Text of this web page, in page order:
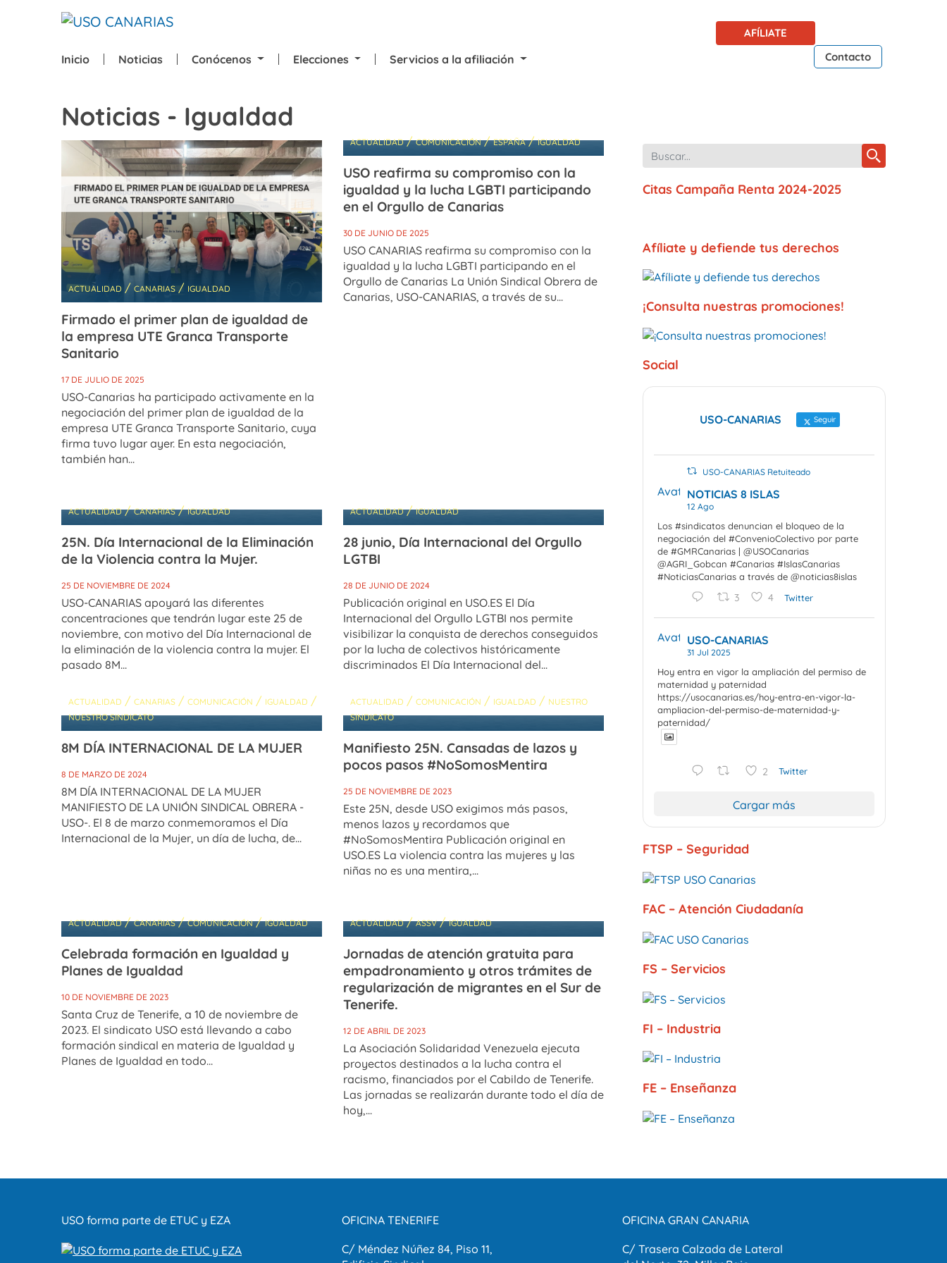
AFÍLIATE
Inicio Noticias Conócenos Elecciones Servicios a la afiliación Contacto
Noticias - Igualdad
ACTUALIDAD / CANARIAS / IGUALDAD
Firmado el primer plan de igualdad de
la empresa UTE Granca Transporte
Sanitario
17 DE JULIO DE 2025
USO-Canarias ha participado activamente en la
negociación del primer plan de igualdad de la
empresa UTE Granca Transporte Sanitario, cuya
firma tuvo lugar ayer. En esta negociación,
también han...
ACTUALIDAD/COMUNICACIÓN/ESPAÑA/IGUALDAD
USO reafirma su compromiso con la
igualdad y la lucha LGBTI participando
en el Orgullo de Canarias
30 DE JUNIO DE 2025
USO CANARIAS reafirma su compromiso con la
igualdad y la lucha LGBTI participando en el
Orgullo de Canarias La Unión Sindical Obrera de
Canarias, USO-CANARIAS, a través de su...
ACTUALIDAD/CANARIAS/IGUALDAD
25N. Día Internacional de la Eliminación
de la Violencia contra la Mujer.
25 DE NOVIEMBRE DE 2024
USO-CANARIAS apoyará las diferentes
concentraciones que tendrán lugar este 25 de
noviembre, con motivo del Día Internacional de
la eliminación de la violencia contra la mujer. El
pasado 8M...
ACTUALIDAD/IGUALDAD
28 junio, Día Internacional del Orgullo
LGTBI
28 DE JUNIO DE 2024
Publicación original en USO.ES El Día
Internacional del Orgullo LGTBI nos permite
visibilizar la conquista de derechos conseguidos
por la lucha de colectivos históricamente
discriminados El Día Internacional del...
ACTUALIDAD / CANARIAS / COMUNICACIÓN / IGUALDAD /
NUESTRO SINDICATO
8M DÍA INTERNACIONAL DE LA MUJER
8 DE MARZO DE 2024
8M DÍA INTERNACIONAL DE LA MUJER
MANIFIESTO DE LA UNIÓN SINDICAL OBRERA -
USO-. El 8 de marzo conmemoramos el Día
Internacional de la Mujer, un día de lucha, de...
ACTUALIDAD / COMUNICACIÓN / IGUALDAD / NUESTRO
SINDICATO
Manifiesto 25N. Cansadas de lazos y
pocos pasos #NoSomosMentira
25 DE NOVIEMBRE DE 2023
Este 25N, desde USO exigimos más pasos,
menos lazos y recordamos que
#NoSomosMentira Publicación original en
USO.ES La violencia contra las mujeres y las
niñas no es una mentira,...
ACTUALIDAD/CANARIAS/COMUNICACIÓN/IGUALDAD
Celebrada formación en Igualdad y
Planes de Igualdad
10 DE NOVIEMBRE DE 2023
Santa Cruz de Tenerife, a 10 de noviembre de
2023. El sindicato USO está llevando a cabo
formación sindical en materia de Igualdad y
Planes de Igualdad en todo...
ACTUALIDAD/ASSV/IGUALDAD
Jornadas de atención gratuita para
empadronamiento y otros trámites de
regularización de migrantes en el Sur de
Tenerife.
12 DE ABRIL DE 2023
La Asociación Solidaridad Venezuela ejecuta
proyectos destinados a la lucha contra el
racismo, financiados por el Cabildo de Tenerife.
Las jornadas se realizarán durante todo el día de
hoy,...
Citas Campaña Renta 2024-2025
Afíliate y defiende tus derechos
¡Consulta nuestras promociones!
Social
USO-CANARIAS Seguir
USO-CANARIAS Retuiteado
AvatarNOTICIAS 8 ISLAS
12 Ago
Los #sindicatos denuncian el bloqueo de la
negociación del #ConvenioColectivo por parte
de #GMRCanarias | @USOCanarias
@AGRI_Gobcan #Canarias #IslasCanarias
#NoticiasCanarias a través de @noticias8islas
3 4 Twitter
AvatarUSO-CANARIAS
31 Jul 2025
Hoy entra en vigor la ampliación del permiso de
maternidad y paternidad
https://usocanarias.es/hoy-entra-en-vigor-la-
ampliacion-del-permiso-de-maternidad-y-
paternidad/
2 Twitter
Cargar más
FTSP – Seguridad
FAC – Atención Ciudadanía
FS – Servicios
FI – Industria
FE – Enseñanza
USO forma parte de ETUC y EZA OFICINA TENERIFE
C/ Méndez Núñez 84, Piso 11,
OFICINA GRAN CANARIA
C/ Trasera Calzada de Lateral